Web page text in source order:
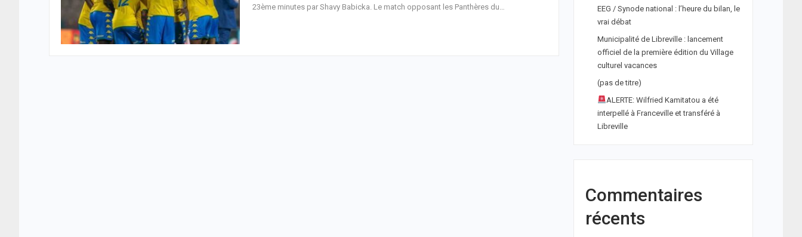
23ème minutes par Shavy Babicka. Le match opposant les Panthères du…
EEG / Synode national : l’heure du bilan, le
vrai débat
Municipalité de Libreville : lancement
officiel de la première édition du Village
culturel vacances
(pas de titre)
ALERTE: Wilfried Kamitatou a été
interpellé à Franceville et transféré à
Libreville
Commentaires
récents